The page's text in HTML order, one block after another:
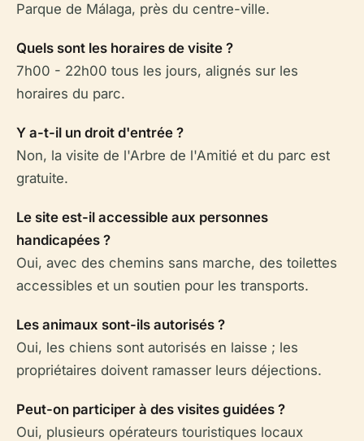
Parque de Málaga, près du centre-ville.
Quels sont les horaires de visite ?
7h00 - 22h00 tous les jours, alignés sur les
horaires du parc.
Y a-t-il un droit d'entrée ?
Non, la visite de l'Arbre de l'Amitié et du parc est
gratuite.
Le site est-il accessible aux personnes
handicapées ?
Oui, avec des chemins sans marche, des toilettes
accessibles et un soutien pour les transports.
Les animaux sont-ils autorisés ?
Oui, les chiens sont autorisés en laisse ; les
propriétaires doivent ramasser leurs déjections.
Peut-on participer à des visites guidées ?
Oui, plusieurs opérateurs touristiques locaux